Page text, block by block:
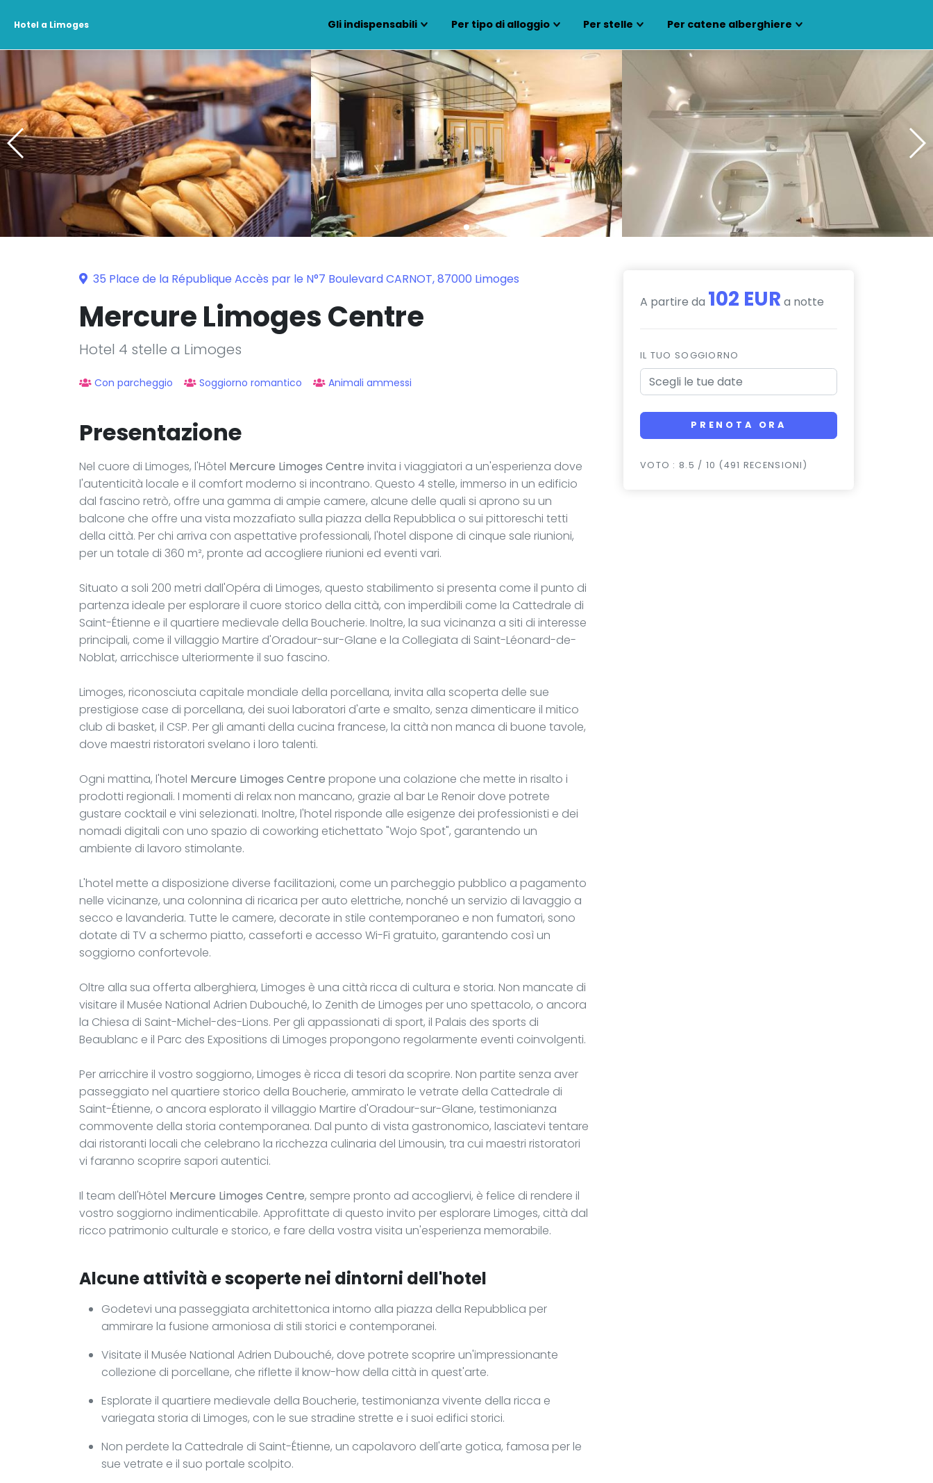
Hotel a Limoges Gli indispensabili Per tipo di alloggio Per stelle Per catene alberghiere
35 Place de la République Accès par le N°7 Boulevard CARNOT, 87000 Limoges
Mercure Limoges Centre
Hotel 4 stelle a Limoges
Con parcheggio Soggiorno romantico Animali ammessi
Presentazione
Nel cuore di Limoges, l'Hôtel Mercure Limoges Centre invita i viaggiatori a un'esperienza dove
l'autenticità locale e il comfort moderno si incontrano. Questo 4 stelle, immerso in un edificio
dal fascino retrò, offre una gamma di ampie camere, alcune delle quali si aprono su un
balcone che offre una vista mozzafiato sulla piazza della Repubblica o sui pittoreschi tetti
della città. Per chi arriva con aspettative professionali, l'hotel dispone di cinque sale riunioni,
per un totale di 360 m², pronte ad accogliere riunioni ed eventi vari.
Situato a soli 200 metri dall'Opéra di Limoges, questo stabilimento si presenta come il punto di
partenza ideale per esplorare il cuore storico della città, con imperdibili come la Cattedrale di
Saint-Étienne e il quartiere medievale della Boucherie. Inoltre, la sua vicinanza a siti di interesse
principali, come il villaggio Martire d'Oradour-sur-Glane e la Collegiata di Saint-Léonard-de-
Noblat, arricchisce ulteriormente il suo fascino.
Limoges, riconosciuta capitale mondiale della porcellana, invita alla scoperta delle sue
prestigiose case di porcellana, dei suoi laboratori d'arte e smalto, senza dimenticare il mitico
club di basket, il CSP. Per gli amanti della cucina francese, la città non manca di buone tavole,
dove maestri ristoratori svelano i loro talenti.
Ogni mattina, l'hotel Mercure Limoges Centre propone una colazione che mette in risalto i
prodotti regionali. I momenti di relax non mancano, grazie al bar Le Renoir dove potrete
gustare cocktail e vini selezionati. Inoltre, l'hotel risponde alle esigenze dei professionisti e dei
nomadi digitali con uno spazio di coworking etichettato "Wojo Spot", garantendo un
ambiente di lavoro stimolante.
L'hotel mette a disposizione diverse facilitazioni, come un parcheggio pubblico a pagamento
nelle vicinanze, una colonnina di ricarica per auto elettriche, nonché un servizio di lavaggio a
secco e lavanderia. Tutte le camere, decorate in stile contemporaneo e non fumatori, sono
dotate di TV a schermo piatto, casseforti e accesso Wi-Fi gratuito, garantendo così un
soggiorno confortevole.
Oltre alla sua offerta alberghiera, Limoges è una città ricca di cultura e storia. Non mancate di
visitare il Musée National Adrien Dubouché, lo Zenith de Limoges per uno spettacolo, o ancora
la Chiesa di Saint-Michel-des-Lions. Per gli appassionati di sport, il Palais des sports di
Beaublanc e il Parc des Expositions di Limoges propongono regolarmente eventi coinvolgenti.
Per arricchire il vostro soggiorno, Limoges è ricca di tesori da scoprire. Non partite senza aver
passeggiato nel quartiere storico della Boucherie, ammirato le vetrate della Cattedrale di
Saint-Étienne, o ancora esplorato il villaggio Martire d'Oradour-sur-Glane, testimonianza
commovente della storia contemporanea. Dal punto di vista gastronomico, lasciatevi tentare
dai ristoranti locali che celebrano la ricchezza culinaria del Limousin, tra cui maestri ristoratori
vi faranno scoprire sapori autentici.
Il team dell'Hôtel Mercure Limoges Centre, sempre pronto ad accogliervi, è felice di rendere il
vostro soggiorno indimenticabile. Approfittate di questo invito per esplorare Limoges, città dal
ricco patrimonio culturale e storico, e fare della vostra visita un'esperienza memorabile.
Alcune attività e scoperte nei dintorni dell'hotel
Godetevi una passeggiata architettonica intorno alla piazza della Repubblica per
ammirare la fusione armoniosa di stili storici e contemporanei.
Visitate il Musée National Adrien Dubouché, dove potrete scoprire un'impressionante
collezione di porcellane, che riflette il know-how della città in quest'arte.
Esplorate il quartiere medievale della Boucherie, testimonianza vivente della ricca e
variegata storia di Limoges, con le sue stradine strette e i suoi edifici storici.
Non perdete la Cattedrale di Saint-Étienne, un capolavoro dell'arte gotica, famosa per le
sue vetrate e il suo portale scolpito.
A partire da 102 EUR a notte
IL TUO SOGGIORNO
PRENOTA ORA
VOTO : 8.5 / 10 (491 RECENSIONI)